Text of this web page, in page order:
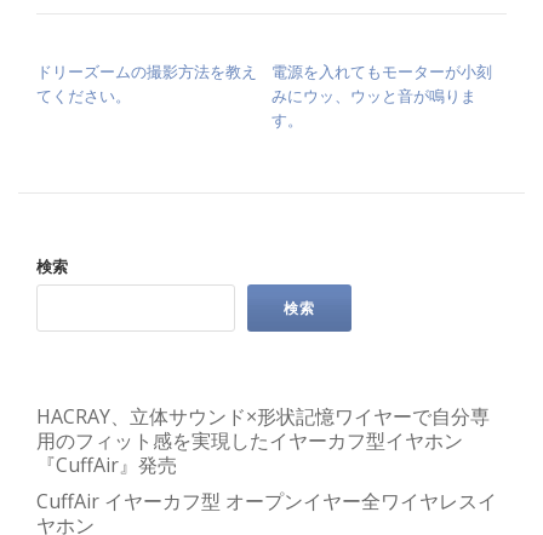
ドリーズームの撮影方法を教え
てください。
電源を入れてもモーターが小刻
みにウッ、ウッと音が鳴りま
す。
検索
検索
HACRAY、立体サウンド×形状記憶ワイヤーで自分専
用のフィット感を実現したイヤーカフ型イヤホン
『CuffAir』発売
CuffAir イヤーカフ型 オープンイヤー全ワイヤレスイ
ヤホン